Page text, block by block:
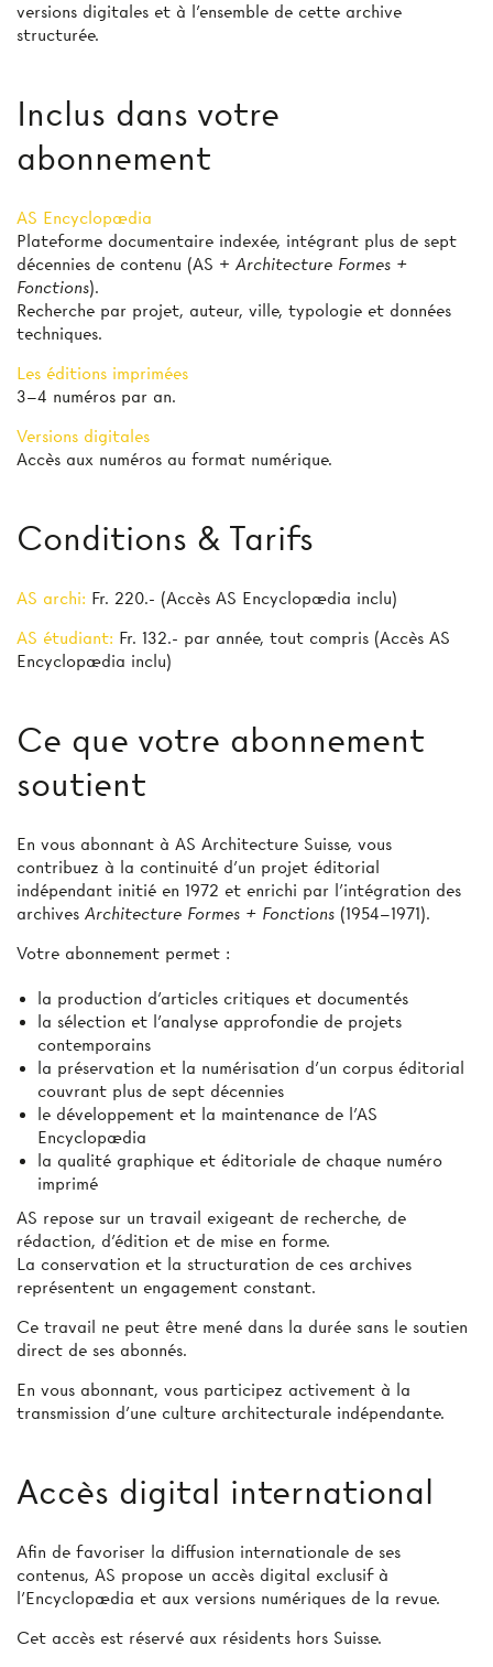
versions digitales et à l’ensemble de cette archive
structurée.
Inclus dans votre
abonnement
AS Encyclopædia
Plateforme documentaire indexée, intégrant plus de sept
décennies de contenu (AS + Architecture Formes +
Fonctions).
Recherche par projet, auteur, ville, typologie et données
techniques.
Les éditions imprimées
3–4 numéros par an.
Versions digitales
Accès aux numéros au format numérique.
Conditions & Tarifs
AS archi: Fr. 220.- (Accès AS Encyclopædia inclu)
AS étudiant: Fr. 132.- par année, tout compris (Accès AS
Encyclopædia inclu)
Ce que votre abonnement
soutient
En vous abonnant à AS Architecture Suisse, vous
contribuez à la continuité d’un projet éditorial
indépendant initié en 1972 et enrichi par l’intégration des
archives Architecture Formes + Fonctions (1954–1971).
Votre abonnement permet :
la production d'articles critiques et documentés
la sélection et l’analyse approfondie de projets
contemporains
la préservation et la numérisation d’un corpus éditorial
couvrant plus de sept décennies
le développement et la maintenance de l’AS
Encyclopædia
la qualité graphique et éditoriale de chaque numéro
imprimé
AS repose sur un travail exigeant de recherche, de
rédaction, d’édition et de mise en forme.
La conservation et la structuration de ces archives
représentent un engagement constant.
Ce travail ne peut être mené dans la durée sans le soutien
direct de ses abonnés.
En vous abonnant, vous participez activement à la
transmission d’une culture architecturale indépendante.
Accès digital international
Afin de favoriser la diffusion internationale de ses
contenus, AS propose un accès digital exclusif à
l’Encyclopædia et aux versions numériques de la revue.
Cet accès est réservé aux résidents hors Suisse.